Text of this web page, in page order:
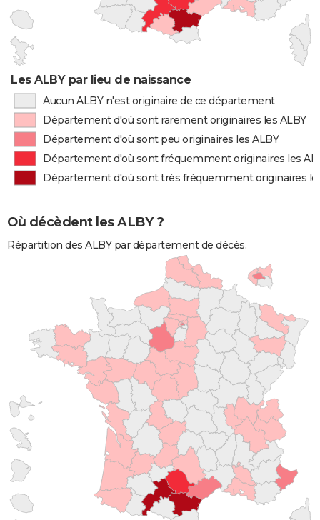
Les ALBY par lieu de naissance
Aucun ALBY n'est originaire de ce département
Département d'où sont rarement originaires les ALBY
Département d'où sont peu originaires les ALBY
Département d'où sont fréquemment originaires les
Département d'où sont très fréquemment originaires
Où décèdent les ALBY ?
Répartition des ALBY par département de décès.